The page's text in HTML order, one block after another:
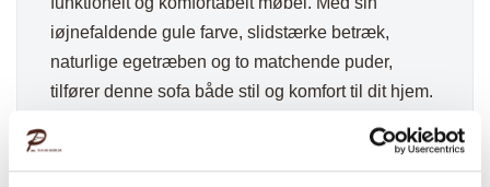
iøjnefaldende gule farve, slidstærke betræk,
naturlige egetræben og to matchende puder,
tilfører denne sofa både stil og komfort til dit hjem.
vil være både funktionelt og dekorativt i mange år.